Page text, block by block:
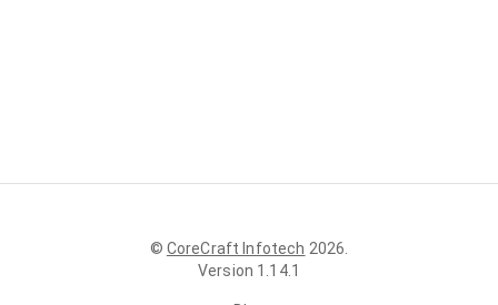
© CoreCraft Infotech 2026
Version 1.14.1